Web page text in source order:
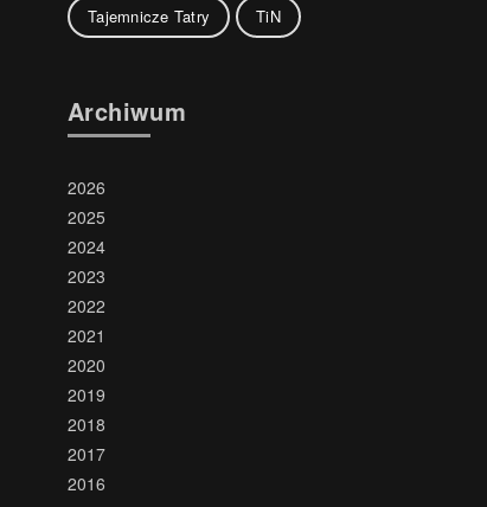
Tajemnicze Tatry TiN
Archiwum
2026
2025
2024
2023
2022
2021
2020
2019
2018
2017
2016